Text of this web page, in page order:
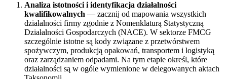
Analiza istotności i identyfikacja działalności
kwalifikowalnych — zacznij od mapowania wszystkich
działalności firmy zgodnie z Nomenklaturą Statystyczną
Działalności Gospodarczych (NACE). W sektorze FMCG
szczególnie istotne są kody związane z przetwórstwem
spożywczym, produkcją opakowań, transportem i logistyką
oraz zarządzaniem odpadami. Na tym etapie określ, które
działalności są w ogóle wymienione w delegowanych aktach